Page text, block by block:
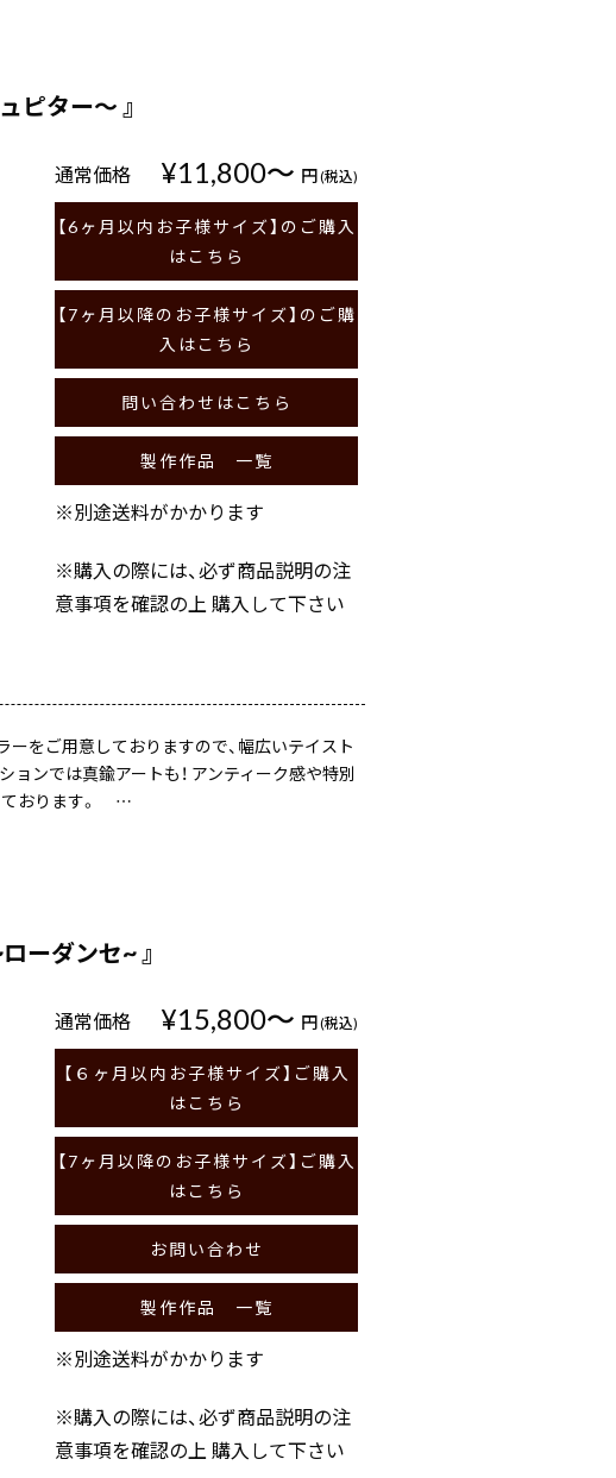
ピター〜 』
通常価格 ¥11,800〜 円(税込)
【6ヶ月以内お子様サイズ】のご購入
はこちら
【7ヶ月以降のお子様サイズ】のご購
入はこちら
問い合わせはこちら
製作作品 一覧
※別途送料がかかります
※購入の際には、必ず商品説明の注
意事項を確認の上 購入して下さい
をご用意しておりますので、幅広いテイスト
ンでは真鍮アートも！ アンティーク感や特別
ております。 …
ーダンセ~ 』
通常価格 ¥15,800〜 円(税込)
【６ヶ月以内お子様サイズ】ご購入
はこちら
【7ヶ月以降のお子様サイズ】ご購入
はこちら
お問い合わせ
製作作品 一覧
※別途送料がかかります
※購入の際には、必ず商品説明の注
意事項を確認の上 購入して下さい